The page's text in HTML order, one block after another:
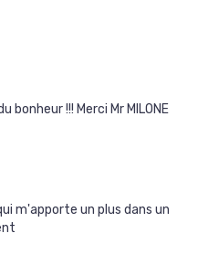
!!! Merci Mr MILONE
m'apporte un plus dans un